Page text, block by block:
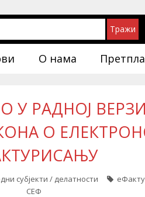
О нама
У РАДНОЈ
О
субјекти / делатности
СЕФ